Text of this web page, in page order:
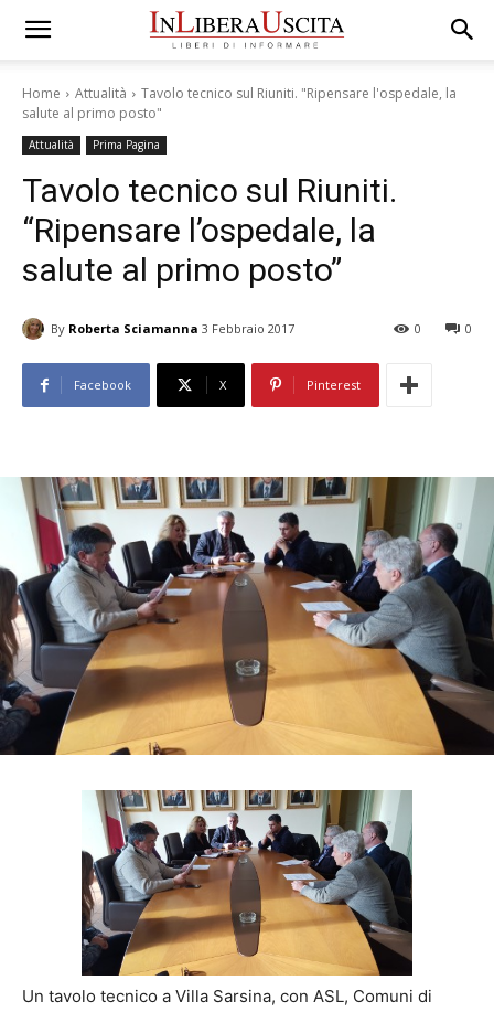
Home Attualità
Tavolo tecnico sul Riuniti. "Ripensare l'ospedale, la
salute al primo posto"
Attualità Prima Pagina
Tavolo tecnico sul Riuniti.
“Ripensare l’ospedale, la
salute al primo posto”
By Roberta Sciamanna 3 Febbraio 2017 0
0
Facebook X Pinterest
Un tavolo tecnico a Villa Sarsina, con ASL, Comuni di